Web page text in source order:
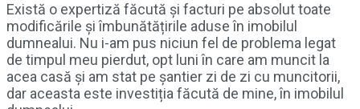
Există o expertiză făcută și facturi pe absolut toate
modificările și îmbunătățirile aduse în imobilul
dumnealui. Nu i-am pus niciun fel de problema legat
de timpul meu pierdut, opt luni în care am muncit la
acea casă și am stat pe șantier zi de zi cu muncitorii,
dar aceasta este investiția făcută de mine, în imobilul